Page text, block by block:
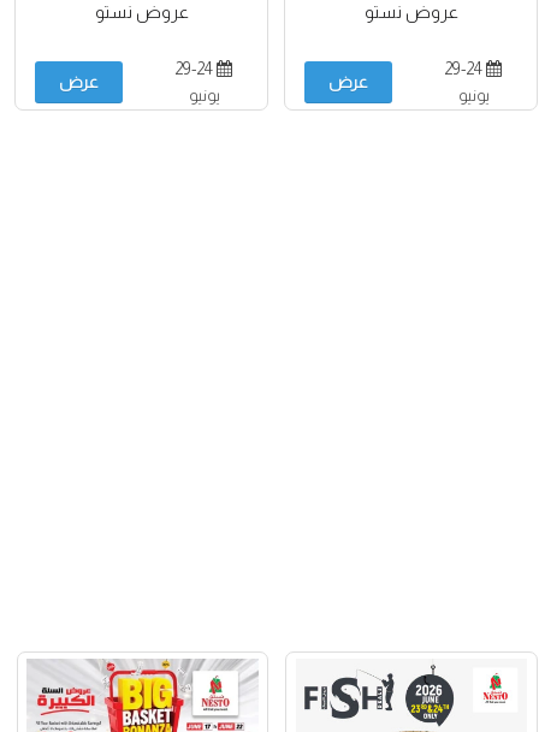
عروض نستو
29-24
يونيو
عرض
عروض نستو
29-24
يونيو
عرض